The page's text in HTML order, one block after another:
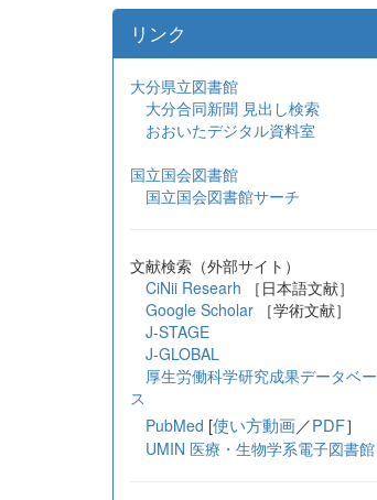
リンク
大分県立図書館
大分合同新聞 見出し検索
おおいたデジタル資料室
国立国会図書館
国立国会図書館サーチ
文献検索（外部サイト）
CiNii Researh ［日本語文献］
Google Scholar
［学術文献］
J-STAGE
J-GLOBAL
厚生労働科学研究成果データベー
ス
PubMed [使い方動画／PDF］
UMIN 医療・生物学系電子図書館